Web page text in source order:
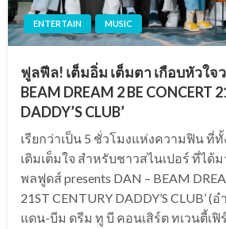
ENTERTAIN MUSIC
ฟูลฟีล! เต็มอิ่ม เต็มตา เกือบหัวใจว
BEAM DREAM 2 BE CONCERT
DADDY’S CLUB’
เรียกว่าเป็น 5 ชั่วโมงแห่งความฟิน ที่ทั้
เติมเต็มใจ สำหรับชาวสไนเปอร์ ที่ได้
พลฟูดส์ presents DAN – BEAM
21ST CENTURY DADDY’S CLUB’
แดน-บีม ดรีม ทู บี คอนเสิร์ต ทเวนตี้เฟิ